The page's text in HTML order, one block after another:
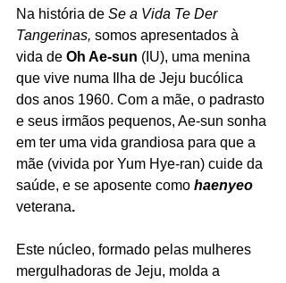
Na história de Se a Vida Te Der
Tangerinas, somos apresentados à
vida de Oh Ae-sun (IU), uma menina
que vive numa Ilha de Jeju bucólica
dos anos 1960. Com a mãe, o padrasto
e seus irmãos pequenos, Ae-sun sonha
em ter uma vida grandiosa para que a
mãe (vivida por Yum Hye-ran) cuide da
saúde, e se aposente como haenyeo
veterana.
Este núcleo, formado pelas mulheres
mergulhadoras de Jeju, molda a